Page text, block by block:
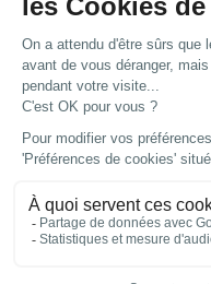
Livraison express
relais
à
Serrures pour
Lesserruresrenforcent la
installer, une serrure peut